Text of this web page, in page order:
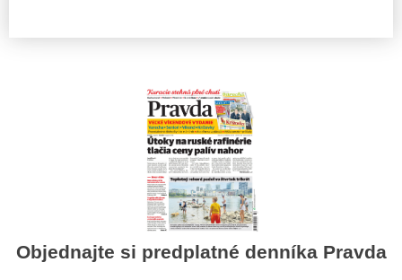
Objednajte si predplatné denníka Pravda